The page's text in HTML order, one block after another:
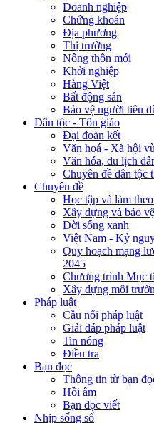
Doanh nghiệp
Chứng khoán
Địa phương
Thị trường
Nông thôn mới
Khởi nghiệp
Hàng Việt
Bất động sản
Bảo vệ người tiêu
Dân tộc - Tôn giáo
Đại đoàn kết
Văn hoá - Xã hội
Văn hóa, du lịch
Chuyên đề dân tộc
Chuyên đề
Học tập và làm
Xây dựng và bảo
Đời sống xanh
Việt Nam - Kỷ
Quy hoạch mạng
2045
Chương trình Mục
Xây dựng môi
Pháp luật
Cầu nối pháp luật
Giải đáp pháp luật
Tin nóng
Điều tra
Bạn đọc
Thông tin từ bạn
Hồi âm
Bạn đọc viết
Nhịp sống số